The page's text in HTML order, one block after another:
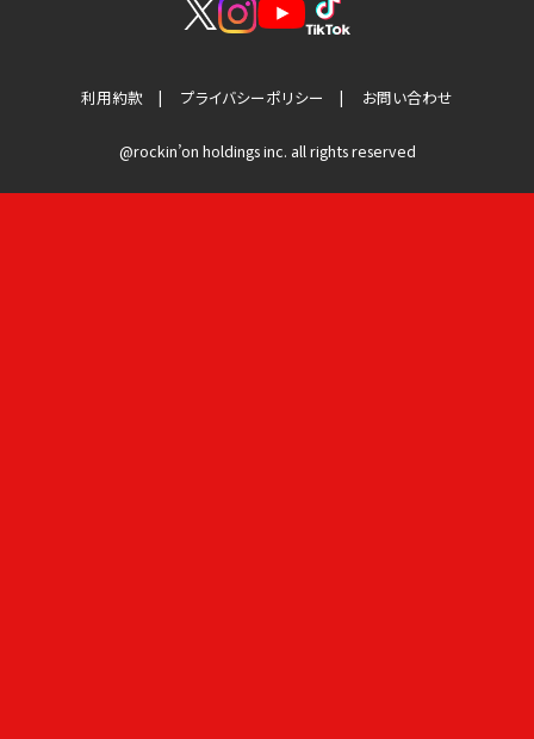
利用約款 プライバシーポリシー お問い合わせ
@rockin’on holdings inc. all rights reserved